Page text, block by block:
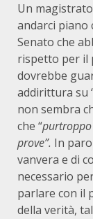
Un
andarci piano
Senato che
rispetto per il
dovrebbe
addirittura su
non sembra
che “
prove”. In
vanvera e di
necessario
parlare con il
della verità,